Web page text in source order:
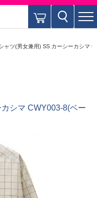
ャツ(男女兼用) SS カーシーカシマ
シマ CWY003-8(ベー